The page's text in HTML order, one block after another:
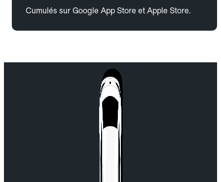
Cumulés sur Google App Store et Apple Store.